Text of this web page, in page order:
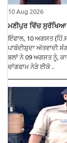
10 Aug 2026
ਮਣੀਪੁਰ ਵਿੱਚ ਸੁਰੱਖਿਆ
ਇੰਫਾਲ, 10 ਅਗਸਤ
ਪਾਬੰਦੀਸ਼ੁਦਾ ਅੱਤਵਾਦੀ
ਬਲਾਂ ਨੇ 09 ਅਗਸਤ ਨੂੰ,
ਚਾਂਗਫਾਮ ਨੇੜੇ ਈਕੋ ..